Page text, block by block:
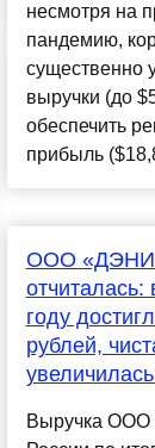
несмотря на
пандемию,
существенно
выручки (до
обеспечить
прибыль
ООО
отчиталась:
году
рублей,
Выручка